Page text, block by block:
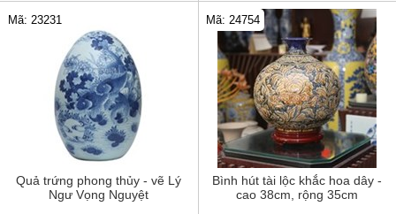
Quả trứng phong thủy - vẽ Lý
Ngư Vọng Nguyệt
Mã: 23231
Bình hút tài lộc khắc hoa dây -
cao 38cm, rộng 35cm
Mã: 24754